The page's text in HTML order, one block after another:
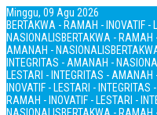
Minggu, 09 Agu 2026
BERTAKWA - RAMAH - INOVATIF
NASIONALISBERTAKWA - RAMAH
AMANAH - NASIONALIS
INTEGRITAS - AMANAH -
LESTARI - INTEGRITAS - AMANAH
INOVATIF - LESTARI -
RAMAH - INOVATIF - LESTARI -